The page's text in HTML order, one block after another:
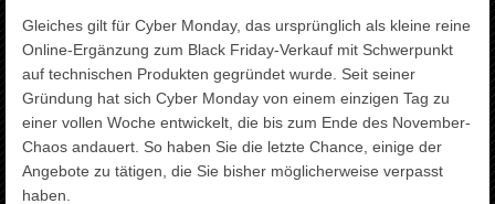
Gleiches gilt für Cyber ​​Monday, das ursprünglich als kleine reine
Online-Ergänzung zum Black Friday-Verkauf mit Schwerpunkt
auf technischen Produkten gegründet wurde. Seit seiner
Gründung hat sich Cyber ​​Monday von einem einzigen Tag zu
einer vollen Woche entwickelt, die bis zum Ende des November-
Chaos andauert. So haben Sie die letzte Chance, einige der
Angebote zu tätigen, die Sie bisher möglicherweise verpasst
haben.